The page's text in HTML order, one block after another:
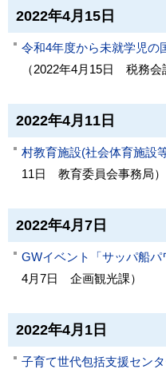
2022年4月15日
令和4年度から未就学児の
（2022年4月15日 税務会
2022年4月11日
村教育施設(社会体育施設
11日
教育委員会事務局）
2022年4月7日
GWイベント「サッパ船
4月7日
企画観光課）
2022年4月1日
子育て世代包括支援セン